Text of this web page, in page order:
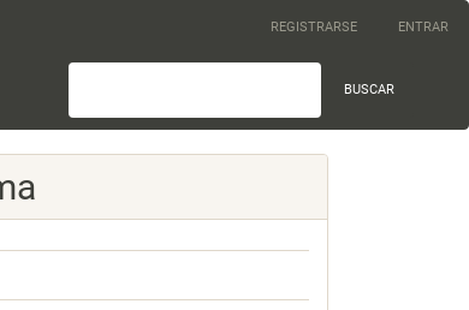
REGISTRARSE ENTRAR
BUSCAR